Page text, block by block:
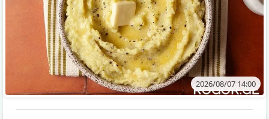
2026/08/07 14:00